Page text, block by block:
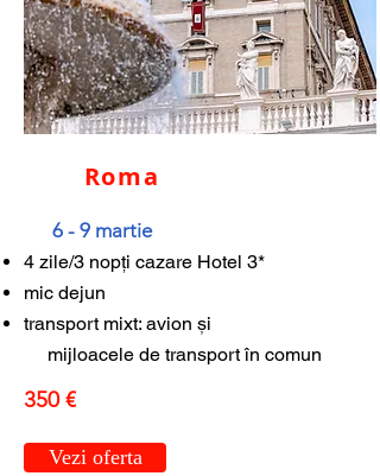
Roma
6 - 9 martie
4 zile/3 nopți cazare Hotel 3*
mic dejun
transport mixt: avion și
mijloacele de transport în comun
350 €
Vezi oferta